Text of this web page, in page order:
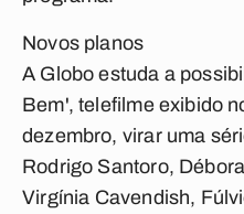
Novos planos
A Globo estuda a
Bem', telefilme exibido
dezembro, virar uma
Rodrigo Santoro,
Virgínia Cavendish,